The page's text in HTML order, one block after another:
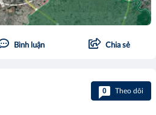
Bình luận Chia sẻ
0 Theo dõi